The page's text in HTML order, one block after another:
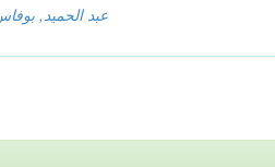
عبد الحميد,